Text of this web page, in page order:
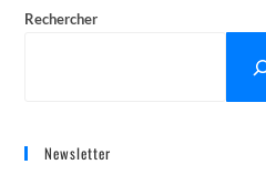
Rechercher
Newsletter